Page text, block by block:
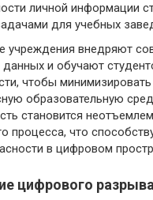
личной информации
для учебных
учреждения внедряют
и обучают
чтобы минимизировать
образовательную
становится
процесса, что
в цифровом
цифрового